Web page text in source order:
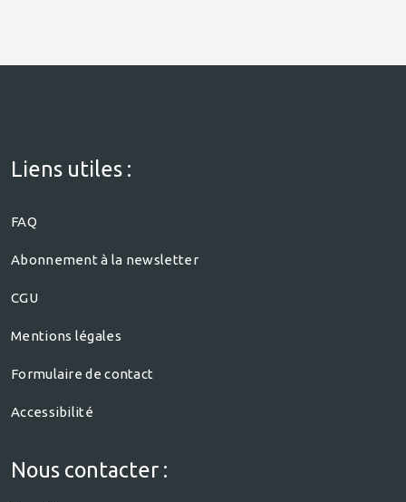
Liens utiles :
FAQ
Abonnement à la newsletter
CGU
Mentions légales
Formulaire de contact
Accessibilité
Nous contacter :